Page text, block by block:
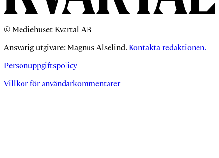
© Mediehuset Kvartal AB
Ansvarig utgivare: Magnus Alselind. Kontakta redaktionen.
Personuppgiftspolicy
Villkor för användarkommentarer